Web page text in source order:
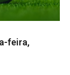
feira,